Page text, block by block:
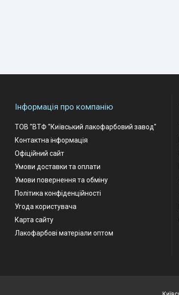
Інформація про компанію
ТОВ "ВТФ "Київський лакофарбовий завод"
Контактна інформація
Офіційний сайт
Умови доставки та оплати
Умови повернення та обміну
Політика конфіденційності
Угода користувача
Карта сайту
Лакофарбові матеріали оптом